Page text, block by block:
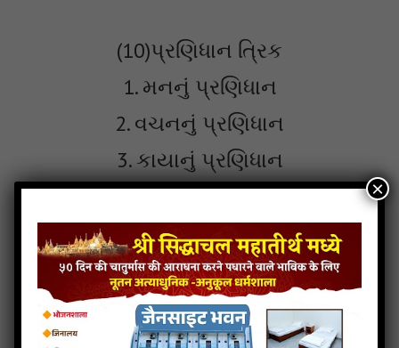
(10)પ્રણિધાન ત્રિક
1. મનનું પ્રણિધાન
2. વચનનું પ્રણિધાન
3. કાયાનું પ્રણિધાન
×